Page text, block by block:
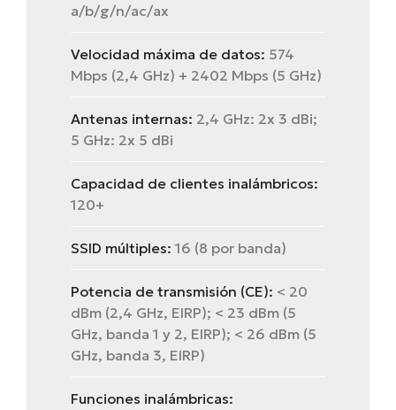
a/b/g/n/ac/ax
Velocidad máxima de datos: 574
Mbps (2,4 GHz) + 2402 Mbps (5 GHz)
Antenas internas: 2,4 GHz: 2x 3 dBi;
5 GHz: 2x 5 dBi
Capacidad de clientes inalámbricos:
120+
SSID múltiples: 16 (8 por banda)
Potencia de transmisión (CE): < 20
dBm (2,4 GHz, EIRP); < 23 dBm (5
GHz, banda 1 y 2, EIRP); < 26 dBm (5
GHz, banda 3, EIRP)
Funciones inalámbricas: